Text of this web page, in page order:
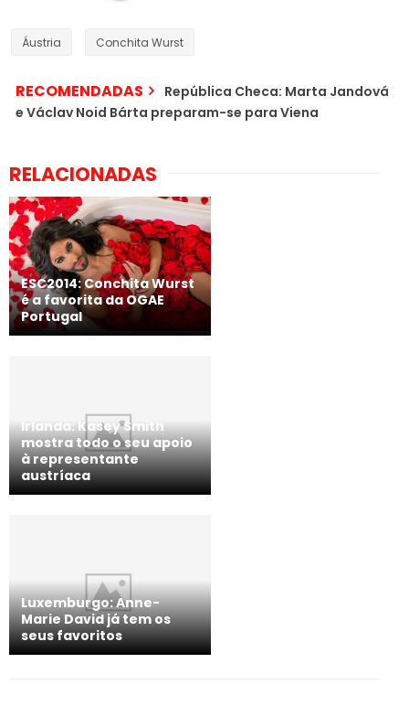
Áustria Conchita Wurst
RECOMENDADAS
República Checa: Marta Jandová
e Václav Noid Bárta preparam-se para Viena
RELACIONADAS
ESC2014: Conchita Wurst
é a favorita da OGAE
Portugal
Irlanda: Kasey Smith
mostra todo o seu apoio
à representante
austríaca
Luxemburgo: Anne-
Marie David já tem os
seus favoritos